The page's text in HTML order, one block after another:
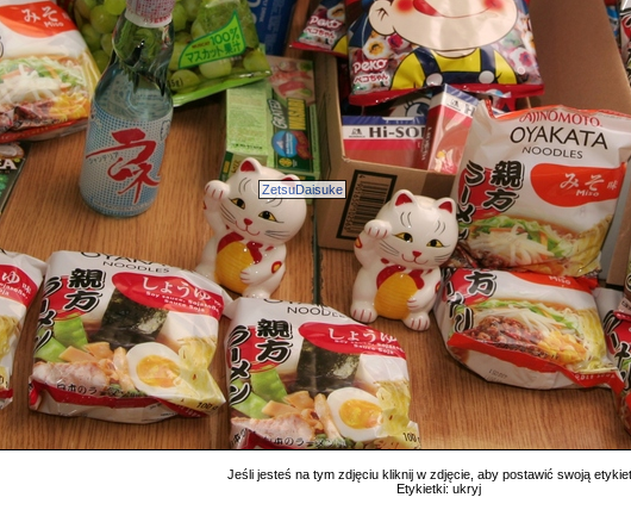
ZetsuDaisuke
Jeśli jesteś na tym zdjęciu kliknij w zdjęcie, aby postawić swoją
Etykietki: ukryj